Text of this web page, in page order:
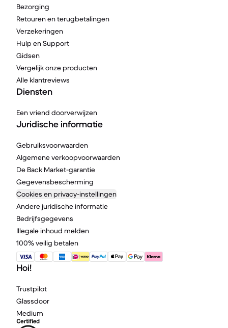
Bezorging
Retouren en terugbetalingen
Verzekeringen
Hulp en Support
Gidsen
Vergelijk onze producten
Alle klantreviews
Diensten
Een vriend doorverwijzen
Juridische informatie
Gebruiksvoorwaarden
Algemene verkoopvoorwaarden
De Back Market-garantie
Gegevensbescherming
Cookies en privacy-instellingen
Andere juridische informatie
Bedrijfsgegevens
Illegale inhoud melden
100% veilig betalen
Hoi!
Trustpilot
Glassdoor
Medium